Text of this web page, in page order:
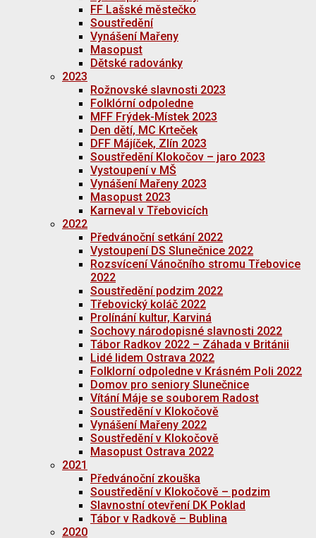
FF Lašské městečko
Soustředění
Vynášení Mařeny
Masopust
Dětské radovánky
2023
Rožnovské slavnosti 2023
Folklórní odpoledne
MFF Frýdek-Místek 2023
Den dětí, MC Krteček
DFF Májíček, Zlín 2023
Soustředění Klokočov – jaro 2023
Vystoupení v MŠ
Vynášení Mařeny 2023
Masopust 2023
Karneval v Třebovicích
2022
Předvánoční setkání 2022
Vystoupení DS Slunečnice 2022
Rozsvícení Vánočního stromu Třebovice
2022
Soustředění podzim 2022
Třebovický koláč 2022
Prolínání kultur, Karviná
Sochovy národopisné slavnosti 2022
Tábor Radkov 2022 – Záhada v Británii
Lidé lidem Ostrava 2022
Folklorní odpoledne v Krásném Poli 2022
Domov pro seniory Slunečnice
Vítání Máje se souborem Radost
Soustředění v Klokočově
Vynášení Mařeny 2022
Soustředění v Klokočově
Masopust Ostrava 2022
2021
Předvánoční zkouška
Soustředění v Klokočově – podzim
Slavnostní otevření DK Poklad
Tábor v Radkově – Bublina
2020